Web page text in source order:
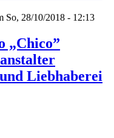
So, 28/10/2018 - 12:13
„Chico”
Liebhaberei